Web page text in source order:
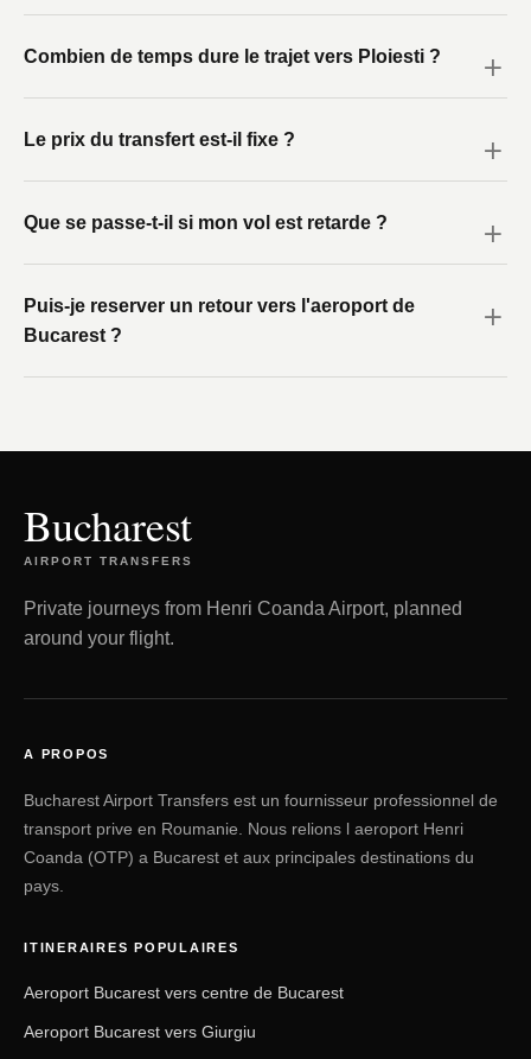
Combien de temps dure le trajet vers Ploiesti ?
Le prix du transfert est-il fixe ?
Que se passe-t-il si mon vol est retarde ?
Puis-je reserver un retour vers l'aeroport de
Bucarest ?
Bucharest
AIRPORT TRANSFERS
Private journeys from Henri Coanda Airport, planned
around your flight.
A PROPOS
Bucharest Airport Transfers est un fournisseur professionnel de
transport prive en Roumanie. Nous relions l aeroport Henri
Coanda (OTP) a Bucarest et aux principales destinations du
pays.
ITINERAIRES POPULAIRES
Aeroport Bucarest vers centre de Bucarest
Aeroport Bucarest vers Giurgiu